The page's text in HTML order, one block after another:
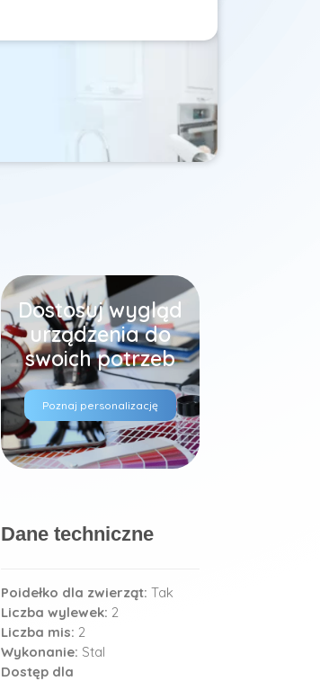
Dostosuj wygląd
urządzenia do
swoich potrzeb
Poznaj personalizację
Dane techniczne
Poidełko dla zwierząt: Tak
Liczba wylewek: 2
Liczba mis: 2
Wykonanie: Stal
Dostęp dla